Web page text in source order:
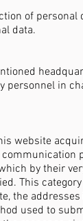
of personal
data.
personnel in
website
by their
This
the
used to